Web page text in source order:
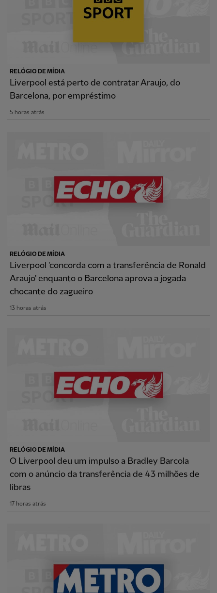
RELÓGIO DE MÍDIA
Liverpool está perto de contratar Araujo, do
Barcelona, por empréstimo
5 horas atrás
RELÓGIO DE MÍDIA
Liverpool 'concorda com a transferência de Ronald
Araujo' enquanto o Barcelona aprova a jogada
chocante do zagueiro
13 horas atrás
RELÓGIO DE MÍDIA
O Liverpool deu um impulso a Bradley Barcola
com o anúncio da transferência de 43 milhões de
libras
17 horas atrás